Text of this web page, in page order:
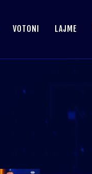
VOTONI LAJME